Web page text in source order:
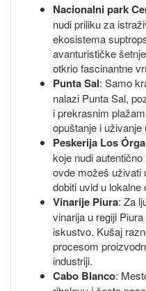
Nacionalni park
nudi priliku za
ekosistema
avanturističke
otkrio fascinantne
Punta Sal: Samo
nalazi Punta Sal,
i prekrasnim
opuštanje i
Peskerija Los
koje nudi
ovde možeš uživati
dobiti uvid u lokalne
Vinarije Piura: Za
vinarija u regiji
iskustvo. Kušaj
procesom
industriji.
Cabo Blanco: